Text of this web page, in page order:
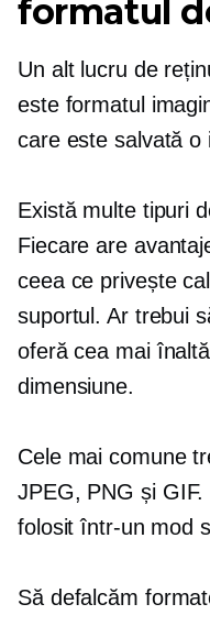
formatul
Un alt lucru de
este formatul
care este salvată o
Există multe tipuri
Fiecare are
ceea ce privește
suportul. Ar trebui
oferă cea mai
dimensiune.
Cele mai comune
JPEG, PNG și
folosit într-un mod
Să defalcăm